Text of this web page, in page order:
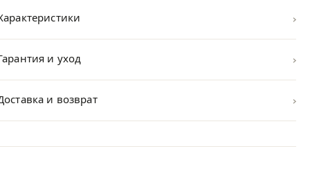
›
и уход ›
и возврат ›